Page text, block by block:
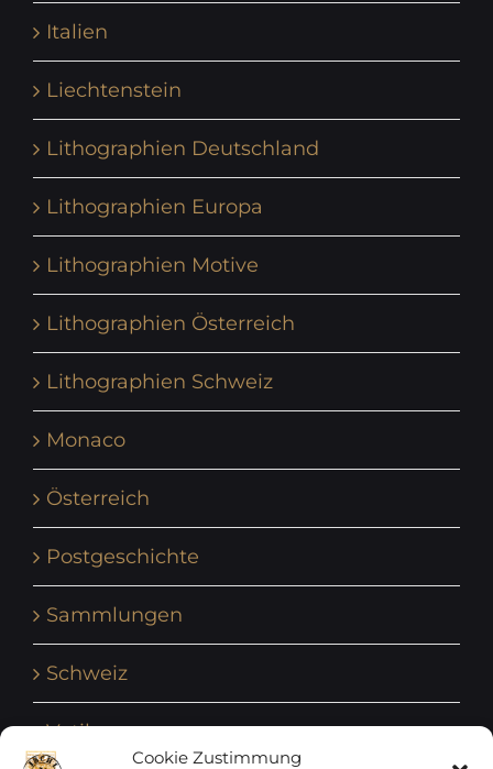
Cookie Zustimmung
Italien
Liechtenstein
Lithographien Deutschland
Lithographien Europa
Lithographien Motive
Lithographien Österreich
Lithographien Schweiz
Monaco
Österreich
Postgeschichte
Sammlungen
Schweiz
Vatikan